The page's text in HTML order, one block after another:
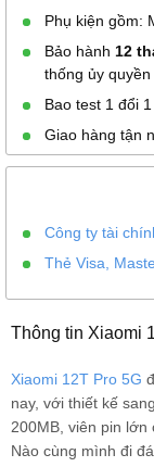
Phụ kiện gồm:
Bảo hành 12
thống ủy quyền
Bao test 1 đổi
Giao hàng tận
Công ty tài
Thẻ Visa,
Thông tin Xiaomi
Xiaomi 12T Pro 5G
nay, với thiết kế
200MB, viên pin lớn
Nào cùng mình đi